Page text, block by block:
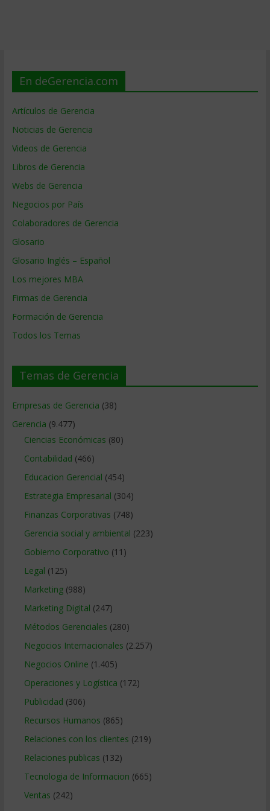
En deGerencia.com
Artículos de Gerencia
Noticias de Gerencia
Videos de Gerencia
Libros de Gerencia
Webs de Gerencia
Negocios por País
Colaboradores de Gerencia
Glosario
Glosario Inglés – Español
Los mejores MBA
Firmas de Gerencia
Formación de Gerencia
Todos los Temas
Temas de Gerencia
Empresas de Gerencia (38)
Gerencia (9.477)
Ciencias Económicas (80)
Contabilidad (466)
Educacion Gerencial (454)
Estrategia Empresarial (304)
Finanzas Corporativas (748)
Gerencia social y ambiental (223)
Gobierno Corporativo (11)
Legal (125)
Marketing(988)
Marketing Digital (247)
Métodos Gerenciales (280)
Negocios Internacionales (2.257)
Negocios Online (1.405)
Operaciones y Logística (172)
Publicidad (306)
Recursos Humanos (865)
Relaciones con los clientes (219)
Relaciones publicas (132)
Tecnologia de Informacion (665)
Ventas (242)